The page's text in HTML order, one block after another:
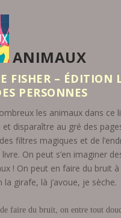
ANIMAUX
FISHER – ÉDITION
PERSONNES
les animaux dans ce
et disparaître au gré des
filtres magiques et de
On peut s’en imaginer
! On peut en faire du bruit
la girafe, là j’avoue, je sèche.
faire du bruit, on entre tout